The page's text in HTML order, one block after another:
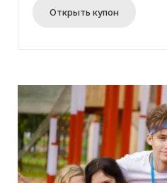
Открыть купон